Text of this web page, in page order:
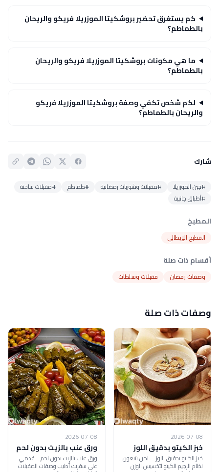
كم يستغرق تحضير بروشكيتا الموزريلا فريكو والريحان
بالطماطم؟
ما هي مكونات بروشكيتا الموزريلا فريكو والريحان
بالطماطم؟
لكم شخص تكفي وصفة بروشكيتا الموزريلا فريكو
والريحان بالطماطم؟
شارك
#جبن الموزريلا #مقبلات وشوربات رمضانية #طماطم
#مقبلات ساخنة
#أطباق جانبية
المطبخ
المطبخ الإيطالي
أقسام ذات صلة
وصفات رمضان مقبلات وسلطات
وصفات ذات صلة
2026-07-08
خبز الكيتو بدقيق اللوز
خبز الكيتو بدقيق اللوز ... لمن يتبعون
نظام الرجيم الكيتو لتخسيس الوزن
2026-07-08
ورق عنب بالزيت بدون لحم
ورق عنب بالزيت بدون لحم .. قدمي
على سفرتك أطيب وصفات المقبلات